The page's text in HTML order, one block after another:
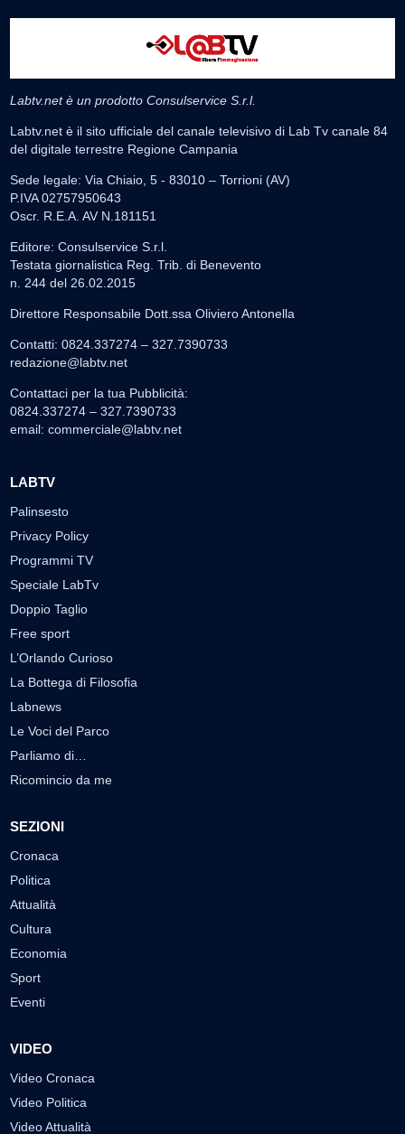
Labtv.net è un prodotto Consulservice S.r.l.
Labtv.net è il sito ufficiale del canale televisivo di Lab Tv canale 84
del digitale terrestre Regione Campania
Sede legale: Via Chiaio, 5 - 83010 – Torrioni (AV)
P.IVA 02757950643
Oscr. R.E.A. AV N.181151
Editore: Consulservice S.r.l.
Testata giornalistica Reg. Trib. di Benevento
n. 244 del 26.02.2015
Direttore Responsabile Dott.ssa Oliviero Antonella
Contatti: 0824.337274 – 327.7390733
redazione@labtv.net
Contattaci per la tua Pubblicità:
0824.337274 – 327.7390733
email: commerciale@labtv.net
LABTV
Palinsesto
Privacy Policy
Programmi TV
Speciale LabTv
Doppio Taglio
Free sport
L’Orlando Curioso
La Bottega di Filosofia
Labnews
Le Voci del Parco
Parliamo di…
Ricomincio da me
SEZIONI
Cronaca
Politica
Attualità
Cultura
Economia
Sport
Eventi
VIDEO
Video Cronaca
Video Politica
Video Attualità